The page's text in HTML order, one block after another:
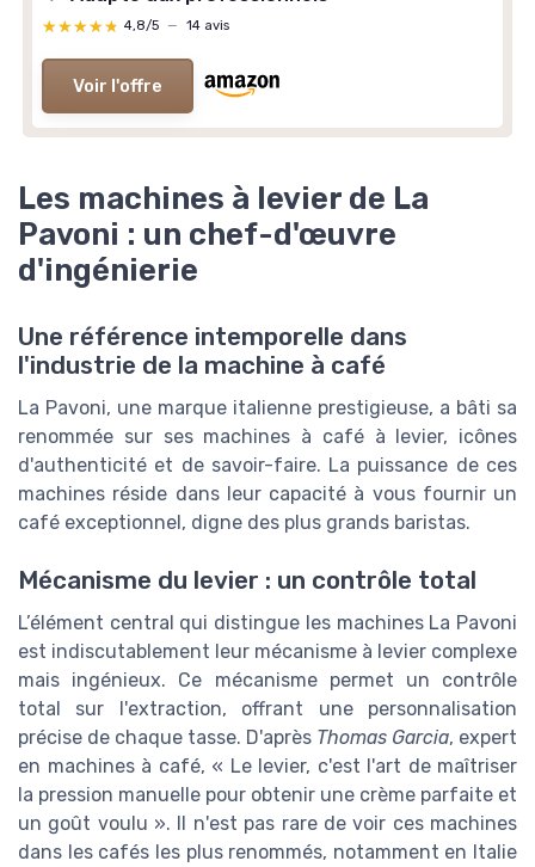
★★★★★
★★★★★ 4,8/5 — 14 avis
Voir l'offre
Les machines à levier de La
Pavoni : un chef-d'œuvre
d'ingénierie
Une référence intemporelle dans
l'industrie de la machine à café
La Pavoni, une marque italienne prestigieuse, a bâti sa
renommée sur ses machines à café à levier, icônes
d'authenticité et de savoir-faire. La puissance de ces
machines réside dans leur capacité à vous fournir un
café exceptionnel, digne des plus grands baristas.
Mécanisme du levier : un contrôle total
L’élément central qui distingue les machines La Pavoni
est indiscutablement leur mécanisme à levier complexe
mais ingénieux. Ce mécanisme permet un contrôle
total sur l'extraction, offrant une personnalisation
précise de chaque tasse. D'après Thomas Garcia, expert
en machines à café, « Le levier, c'est l'art de maîtriser
la pression manuelle pour obtenir une crème parfaite et
un goût voulu ». Il n'est pas rare de voir ces machines
dans les cafés les plus renommés, notamment en Italie